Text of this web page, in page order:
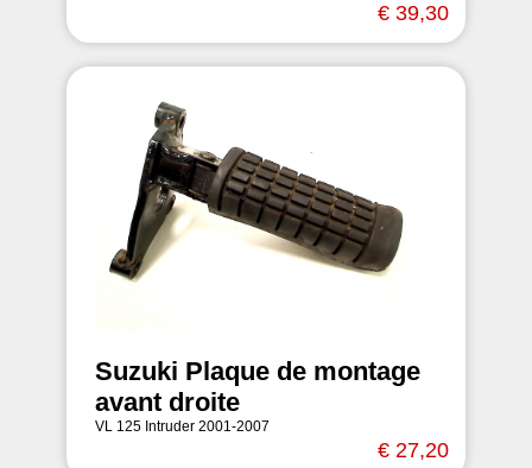
€ 39,30
Suzuki Plaque de montage
avant droite
VL 125 Intruder 2001-2007
€ 27,20